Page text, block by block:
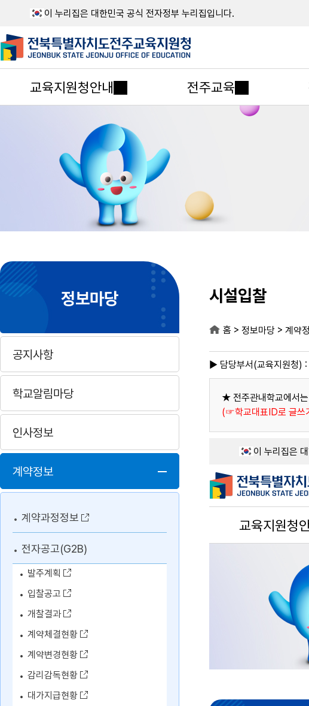
이 누리집은 대한민국 공식 전자정부 누리집입니다.
교육지원청안내 전주교육
정보마당
공지사항
학교알림마당
인사정보
계약정보
계약과정정보
전자공고(G2B)
발주계획
입찰공고
개찰결과
계약체결현황
계약변경현황
감리감독현황
대가지급현황
시설입찰
홈 > 정보마당 > 계약
▶ 담당부서(교육지원청)
★ 전주관내학교에서
(☞학교대표ID로 글쓰